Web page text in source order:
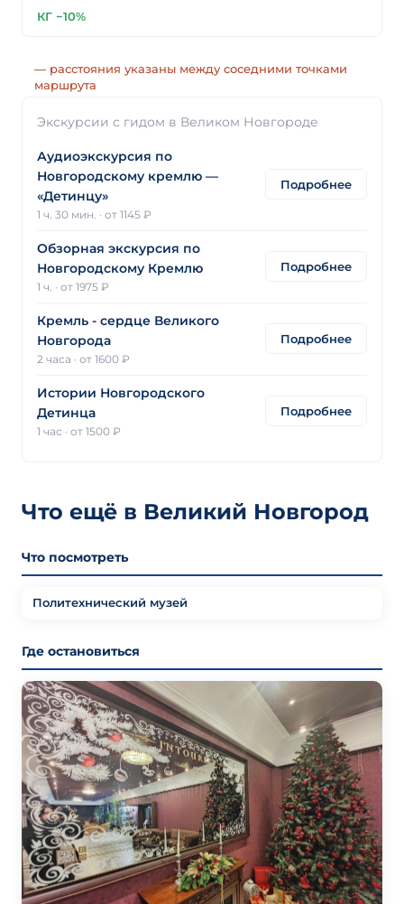
КГ −10%
— расстояния указаны между соседними точками
маршрута
Экскурсии с гидом в Великом Новгороде
Аудиоэкскурсия по
Новгородскому кремлю —
«Детинцу»
1 ч. 30 мин. · от 1145 ₽
Подробнее
Обзорная экскурсия по
Новгородскому Кремлю
1 ч. · от 1975 ₽
Подробнее
Кремль - сердце Великого
Новгорода
2 часа · от 1600 ₽
Подробнее
Истории Новгородского
Детинца
1 час · от 1500 ₽
Подробнее
Что ещё в Великий Новгород
Что посмотреть
Политехнический музей
Где остановиться